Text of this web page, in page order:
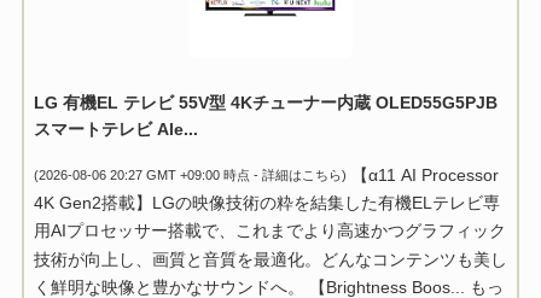
LG 有機EL テレビ 55V型 4Kチューナー内蔵 OLED55G5PJB
スマートテレビ Ale...
(2026-08-06 20:27 GMT +09:00 時点 - 詳細はこちら)
【α11 AI Processor
4K Gen2搭載】LGの映像技術の粋を結集した有機ELテレビ専
用AIプロセッサー搭載で、これまでより高速かつグラフィック
技術が向上し、画質と音質を最適化。どんなコンテンツも美し
く鮮明な映像と豊かなサウンドへ。 【Brightness Boos...
もっ